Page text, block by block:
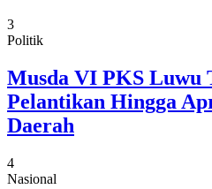
3
Politik
Musda VI PKS
Pelantikan Hingga
Daerah
4
Nasional